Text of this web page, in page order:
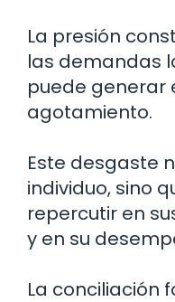
La presión
las demandas
puede generar
agotamiento.
Este desgaste
individuo, sino
repercutir en
y en su
La conciliación